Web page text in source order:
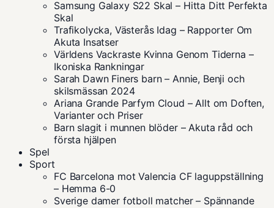
Samsung Galaxy S22 Skal – Hitta Ditt Perfekta
Skal
Trafikolycka, Västerås Idag – Rapporter Om
Akuta Insatser
Världens Vackraste Kvinna Genom Tiderna –
Ikoniska Rankningar
Sarah Dawn Finers barn – Annie, Benji och
skilsmässan 2024
Ariana Grande Parfym Cloud – Allt om Doften,
Varianter och Priser
Barn slagit i munnen blöder – Akuta råd och
första hjälpen
Spel
Sport
FC Barcelona mot Valencia CF laguppställning
– Hemma 6-0
Sverige damer fotboll matcher – Spännande